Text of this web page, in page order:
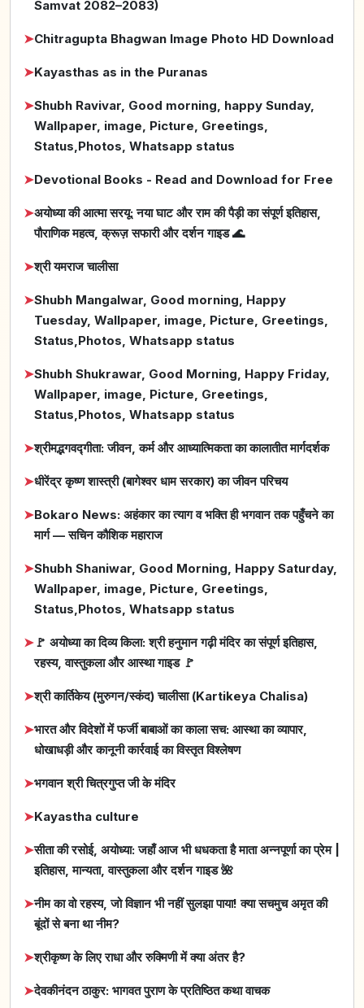
Samvat 2082–2083)
➤Chitragupta Bhagwan Image Photo HD Download
➤Kayasthas as in the Puranas
➤Shubh Ravivar, Good morning, happy Sunday,
Wallpaper, image, Picture, Greetings,
Status,Photos, Whatsapp status
➤Devotional Books - Read and Download for Free
➤अयोध्या की आत्मा सरयू: नया घाट और राम की पैड़ी का संपूर्ण इतिहास,
पौराणिक महत्व, क्रूज़ सफारी और दर्शन गाइड 🌊
➤श्री यमराज चालीसा
➤Shubh Mangalwar, Good morning, Happy
Tuesday, Wallpaper, image, Picture, Greetings,
Status,Photos, Whatsapp status
➤Shubh Shukrawar, Good Morning, Happy Friday,
Wallpaper, image, Picture, Greetings,
Status,Photos, Whatsapp status
➤श्रीमद्भगवद्गीता: जीवन, कर्म और आध्यात्मिकता का कालातीत मार्गदर्शक
➤धीरेंद्र कृष्ण शास्त्री (बागेश्वर धाम सरकार) का जीवन परिचय
➤Bokaro News: अहंकार का त्याग व भक्ति ही भगवान तक पहुँचने का
मार्ग — सचिन कौशिक महाराज
➤Shubh Shaniwar, Good Morning, Happy Saturday,
Wallpaper, image, Picture, Greetings,
Status,Photos, Whatsapp status
➤🚩 अयोध्या का दिव्य किला: श्री हनुमान गढ़ी मंदिर का संपूर्ण इतिहास,
रहस्य, वास्तुकला और आस्था गाइड 🚩
➤श्री कार्तिकेय (मुरुगन/स्कंद) चालीसा (Kartikeya Chalisa)
➤भारत और विदेशों में फर्जी बाबाओं का काला सच: आस्था का व्यापार,
धोखाधड़ी और कानूनी कार्रवाई का विस्तृत विश्लेषण
➤भगवान श्री चित्रगुप्त जी के मंदिर
➤Kayastha culture
➤सीता की रसोई, अयोध्या: जहाँ आज भी धधकता है माता अन्नपूर्णा का प्रेम |
इतिहास, मान्यता, वास्तुकला और दर्शन गाइड 🌺
➤नीम का वो रहस्य, जो विज्ञान भी नहीं सुलझा पाया! क्या सचमुच अमृत की
बूंदों से बना था नीम?
➤श्रीकृष्ण के लिए राधा और रुक्मिणी में क्या अंतर है?
➤देवकीनंदन ठाकुर: भागवत पुराण के प्रतिष्ठित कथा वाचक